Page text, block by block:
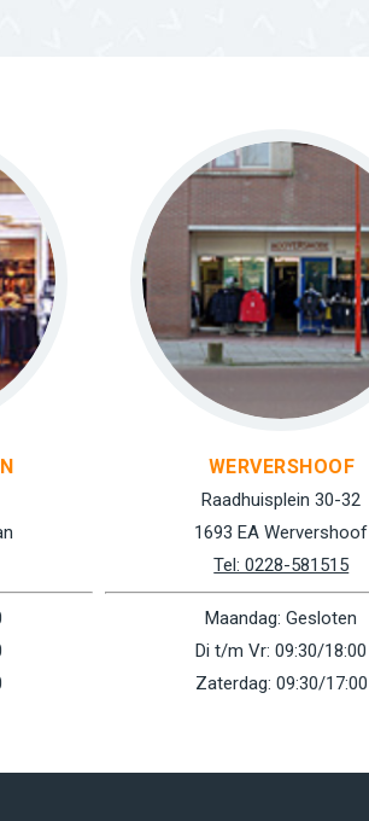
WERVERSHOOF
Raadhuisplein 30-32
1693 EA Wervershoof
Tel: 0228-581515
Maandag: Gesloten
Di t/m Vr: 09:30/18:00
Zaterdag: 09:30/17:00